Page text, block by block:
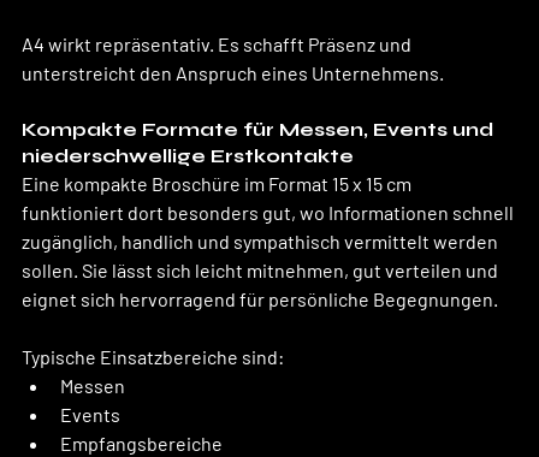
A4 wirkt repräsentativ. Es schafft Präsenz und
unterstreicht den Anspruch eines Unternehmens.
Kompakte Formate für Messen, Events und
niederschwellige Erstkontakte
Eine kompakte Broschüre im Format 15 x 15 cm
funktioniert dort besonders gut, wo Informationen schnell
zugänglich, handlich und sympathisch vermittelt werden
sollen. Sie lässt sich leicht mitnehmen, gut verteilen und
eignet sich hervorragend für persönliche Begegnungen.
Typische Einsatzbereiche sind:
Messen
Events
Empfangsbereiche